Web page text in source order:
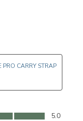
PRO CARRY STRAP
5.0